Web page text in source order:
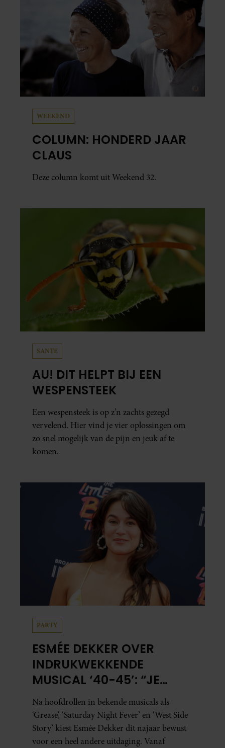
WEEKEND
COLUMN: HONDERD JAAR
CLAUS
Deze column komt uit Weekend 32.
SANTE
AU! DIT HELPT BIJ EEN
WESPENSTEEK
Een wespensteek is op z’n zachts gezegd
vervelend. Hier vind je vier oplossingen om
zo snel mogelijk van de pijn en jeuk af te
komen.
PARTY
ESMÉE DEKKER OVER
INDRUKWEKKENDE
MUSICAL ‘40-45’: “JE
BESEFT INEENS HOE
KOSTBAAR VRIJHEID IS”
Na hoofdrollen in bekende musicals als
‘Grease’, ‘Saturday Night Fever’ en ‘West Side
Story’ kiest Esmée Dekker dit najaar bewust
voor een heel andere uitdaging. Vanaf